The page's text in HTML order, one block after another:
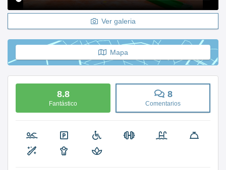
Ver galeria
Mapa
8.8
Fantástico
8
Comentarios